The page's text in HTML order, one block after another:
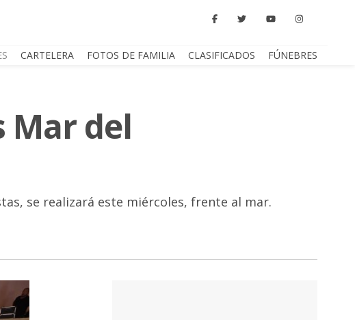
CARTELERA FOTOS DE FAMILIA CLASIFICADOS FÚNEBRES
Mar del
se realizará este miércoles, frente al mar.